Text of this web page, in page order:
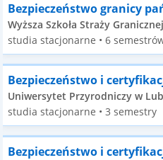
Bezpieczeństwo granicy
Wyższa Szkoła Straży
studia stacjonarne • 6
Bezpieczeństwo i
Uniwersytet Przyrodniczy w
studia stacjonarne • 3 semestry
Bezpieczeństwo i